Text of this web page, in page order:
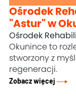
Ośrodek
"Astur" w
Ośrodek
Okunince to
stworzony z
regeneracji.
Zobacz więcej